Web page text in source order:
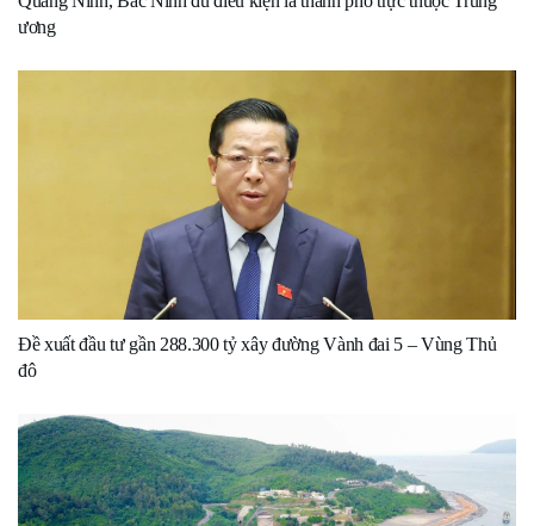
ương
Đề xuất đầu tư gần 288.300 tỷ xây đường Vành đai 5 – Vùng Thủ
đô